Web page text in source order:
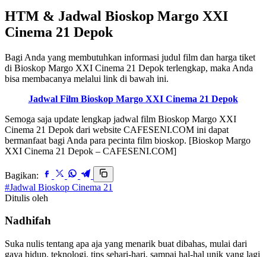
HTM & Jadwal Bioskop Margo XXI
Cinema 21 Depok
Bagi Anda yang membutuhkan informasi judul film dan harga tiket
di Bioskop Margo XXI Cinema 21 Depok terlengkap, maka Anda
bisa membacanya melalui link di bawah ini.
Jadwal Film Bioskop Margo XXI Cinema 21 Depok
Semoga saja update lengkap jadwal film Bioskop Margo XXI
Cinema 21 Depok dari website CAFESENI.COM ini dapat
bermanfaat bagi Anda para pecinta film bioskop. [Bioskop Margo
XXI Cinema 21 Depok – CAFESENI.COM]
Bagikan:
#Jadwal Bioskop Cinema 21
Ditulis oleh
Nadhifah
Suka nulis tentang apa aja yang menarik buat dibahas, mulai dari
gaya hidup, teknologi, tips sehari-hari, sampai hal-hal unik yang lagi